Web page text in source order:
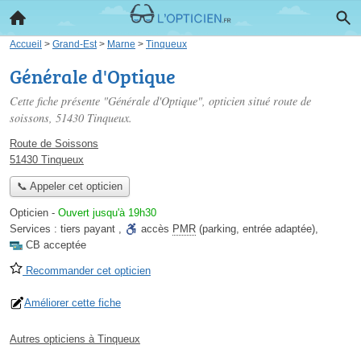
Accueil > Grand-Est> Marne > Tinqueux
Générale d'Optique
Cette fiche présente "Générale d'Optique", opticien situé route de
soissons, 51430 Tinqueux.
Route de Soissons
51430 Tinqueux
📞 Appeler cet opticien
Opticien - Ouvert jusqu'à 19h30
Services : tiers payant , accès PMR (parking, entrée adaptée),
CB acceptée
Recommander cet opticien
Améliorer cette fiche
Autres opticiens à Tinqueux